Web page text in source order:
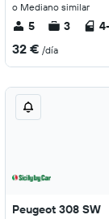
o Mediano similar
5 3
32 € /día
Peugeot 308 SW